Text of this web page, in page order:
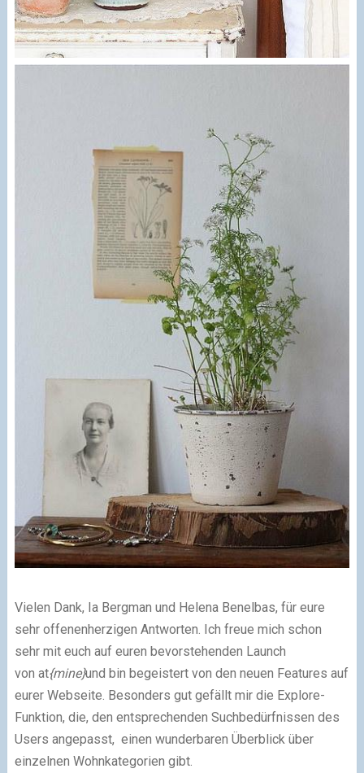
Vielen Dank, Ia Bergman und Helena Benelbas, für eure
sehr offenenherzigen Antworten. Ich freue mich schon
sehr mit euch auf euren bevorstehenden Launch
von at{mine}und bin begeistert von den neuen Features auf
eurer Webseite. Besonders gut gefällt mir die Explore-
Funktion, die, den entsprechenden Suchbedürfnissen des
Users angepasst, einen wunderbaren Überblick über
einzelnen Wohnkategorien gibt.